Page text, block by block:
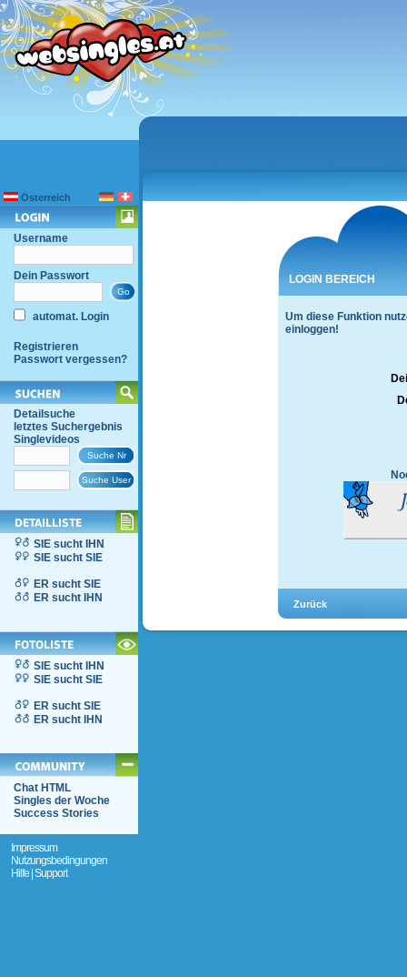
Österreich
Username
Dein Passwort
automat. Login
Registrieren
Passwort vergessen?
Detailsuche
letztes Suchergebnis
Singlevideos
SIE sucht IHN
SIE sucht SIE
ER sucht SIE
ER sucht IHN
SIE sucht IHN
SIE sucht SIE
ER sucht SIE
ER sucht IHN
Chat HTML
Singles der Woche
Success Stories
Impressum
Nutzungsbedingungen
Hilfe | Support
LOGIN BEREICH
Um diese Funktion
einloggen!